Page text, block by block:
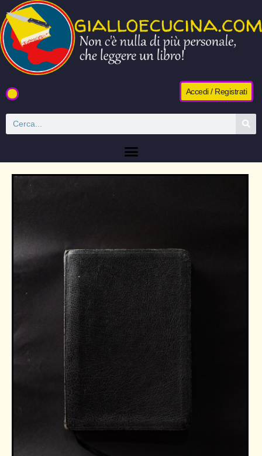
Accedi / Registrati